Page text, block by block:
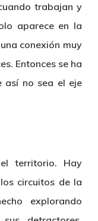
trabajan y
aparece en la
conexión muy
Entonces se ha
así no sea el eje
territorio. Hay
circuitos de la
explorando